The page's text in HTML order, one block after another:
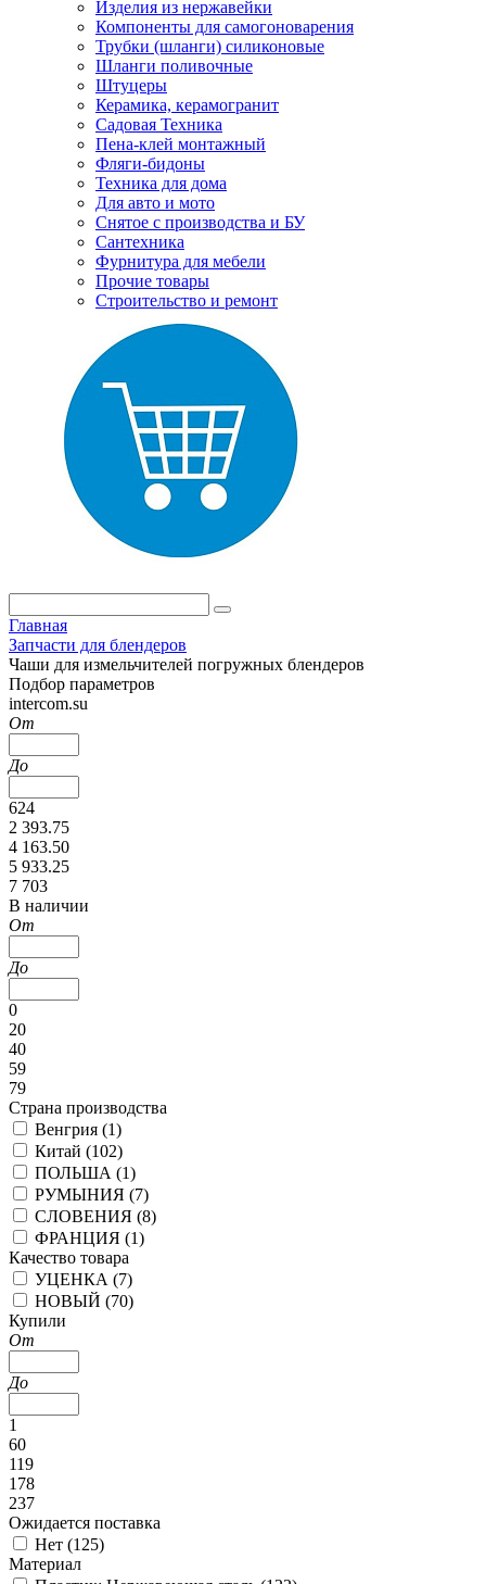
Изделия из нержавейки
Компоненты для самогоноварения
Трубки (шланги) силиконовые
Шланги поливочные
Штуцеры
Керамика, керамогранит
Садовая Техника
Пена-клей монтажный
Фляги-бидоны
Техника для дома
Для авто и мото
Снятое с производства и БУ
Сантехника
Фурнитура для мебели
Прочие товары
Строительство и ремонт
Главная
Запчасти для блендеров
Чаши для измельчителей погружных блендеров
Подбор параметров
intercom.su
От
До
624
2 393.75
4 163.50
5 933.25
7 703
В наличии
От
До
0
20
40
59
79
Страна производства
Венгрия (1)
Китай (102)
ПОЛЬША (1)
РУМЫНИЯ (7)
СЛОВЕНИЯ (8)
ФРАНЦИЯ (1)
Качество товара
УЦЕНКА (7)
НОВЫЙ (70)
Купили
От
До
1
60
119
178
237
Ожидается поставка
Нет (125)
Материал